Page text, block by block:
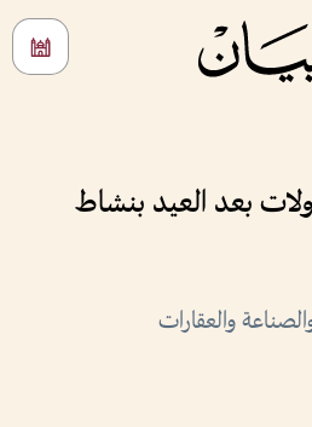
بعد العيد بنشاط
والعقارات